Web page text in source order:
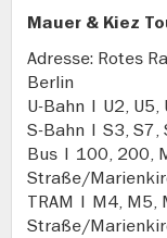
Mauer & Kiez
Adresse: Rotes
Berlin
U-Bahn | U2, U5,
S-Bahn | S3, S7,
Bus | 100, 200,
Straße/
TRAM | M4, M5,
Straße/